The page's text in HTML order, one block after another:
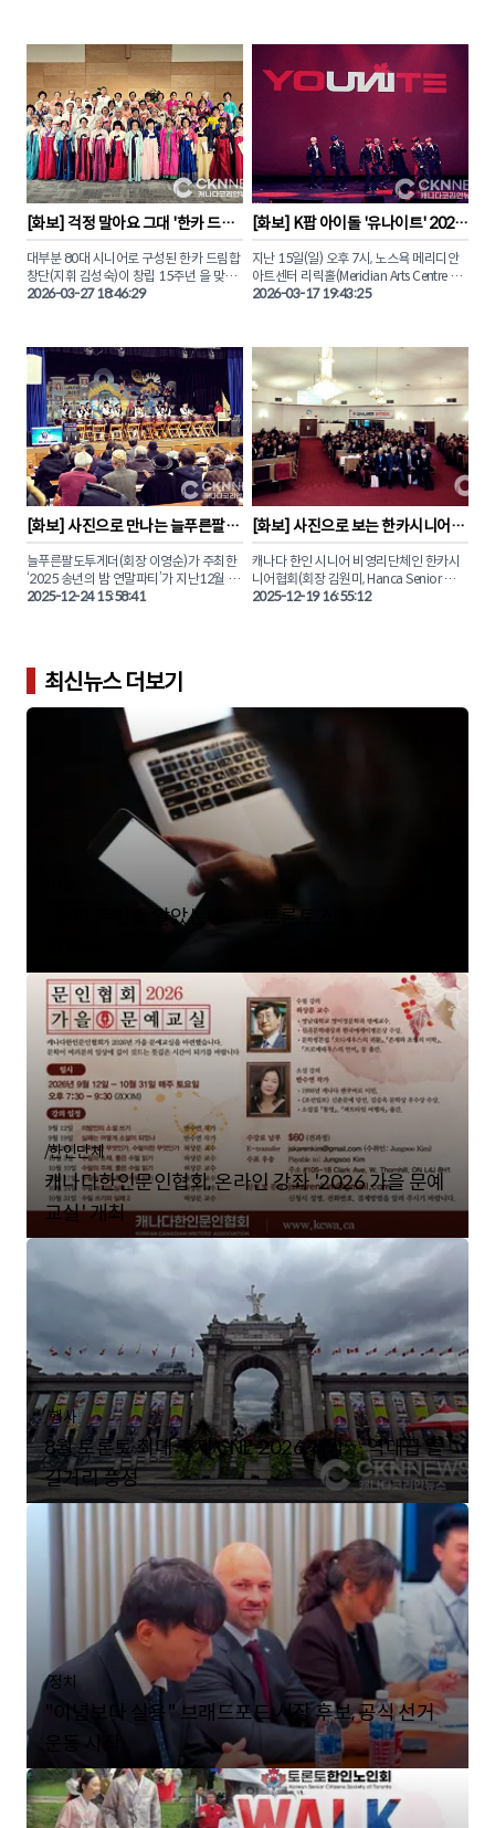
한인 업계를 대표해 CKN뉴스(캐나다코리
안뉴스)와 비즈팝사인이  후원으로 참여하
기도 했다. 본보와 함께 노스욕의 심장부를
뜨겁게 달궜던 그 현장을 사진으로 만나보
자.
지와 설예은이 출전했기 때문이다.
팀 타이푼(Team Typhoon) 소속으로 나
선 두 선수는 스웨덴의 안나 하셀보리, 일본
의 요시다 치나미와 완벽한 호흡을 선보였
다.
재캐나다컬링연맹(KCCF)이 주관한 ‘코리
안 나이트’ 응원전은 토론토 한인 커뮤니티
의 단합력을 유감없이 보여주었고. 태극기
응원 속에 김민지, 설예은 선수는 최선을 다
해 경기에 임했다.
세계 정상급 선수들 사이에서도 빛난 한국
컬링의 저력, 그 영광의 순간을 CKN뉴스가
제107회 전국체육대회 캐나다 대표 선발
전을 겸해 그 어느 때보다 치열한 승부와 감
동의 드라마가 펼쳐졌습니다.
밴쿠버에서 날아온 열정적인 도전자들까
지, 전 세대가 어우러진 시상식 현장은 승패
를 넘어선 축하와 격려의 박수로 가득 찼습
니다.
제주 전국체전 출전 자격을 획득한 강민재,
이재수 선수를 비롯해 각 부문에서 값진 결
실을 맺은 수상자들의 환한 미소와 영광의
순간을 화보로 전해드립니다.
[화보] 걱정 말아요 그대 '한카 드림
합창단 15주년 기념 연주회'
대부분 80대 시니어로 구성된 한카 드림합
창단(지휘 김성숙)이 창립 15주년 을 맞아
지난 3월 24일(화) 오후 5시, 토론토 다운스
250여 명이 넘는 관객들은 한인 시니어들
의 만들어낸 깊고 따뜻한 음악을 감상하며
감동의 봄을 맞이했다.
CKN뉴스는 이날 현장을 찾아 한카 드림합
창단 단원들의 아름다운 하모니를 화보로
담았다.
2026-03-27 18:46:29
[화보] K팝 아이돌 '유나이트' 2026
캐나다 투어 '토론토 콘서트' 성료
지난 15일(일) 오후 7시, 노스욕 메리디안
아트센터 리릭홀(Meridian Arts Centre –
Lyric Theatre)에서 열린 유나이트의 캐나
토론토 팬들을 찾은 유나이트 멤버 은호, 스
티브, 형석, 우노, 데이, 경문, 시온 은 ‘1 of 9’,
‘Rock Steady’ 등 인기곡을 열창하며 화려
한 퍼포먼스를 선보였다.
토론토 공연을 마친 유나이트는 17일(화)
몬트리올, 19일(목) 밴쿠버 공연으로 캐나
다 투어의 남은 일정을 이어갈 예정이며 오
는 8월에 열리는 '2026토론한인대축제
(TKF)'에도 참여하여 현지 팬들에게 K-팝
무대를 선보일 예정이다.
CKN뉴스와 함께 토론토 콘서트 현장의 뜨
거운 열기를 사진으로 만나보자.
2026-03-17 19:43:25
[화보] 사진으로 만나는 늘푸른팔도
투게더 '2025 송년의 밤'
늘푸른팔도투게더(회장 이영순)가 주최한
‘2025 송년의 밤 연말파티’가 지난12월 20
일(토) 오후 5시, 노스욕 드루리 애비뉴에
York) 대강당에서 성대하게 마무리됐다.
데 다양한 공연과 생일잔치, 식사 및 나눔
본보 기자와 함께 생생한 연말파티 행사 현
2025-12-24 15:58:41
[화보] 사진으로 보는 한카시니어협
회 ‘2025 송년대축제’
캐나다 한인 시니어 비영리단체인 한카시
니어협회(회장 김원미, Hanca Senior
Association)가 주최한 '2025 송년대축
2025-12-19 16:55:12
최신뉴스 더보기
"공짜 폰인줄 알았는데" … 토론토 신종 휴대폰 사
/한인단체
캐나다한인문인협회, 온라인 강좌 '2026 가을 문예
교실' 개최
/행사
8월 토론토 최대 축제 CNE 2026 개막… 역대급 즐
길거리 풍성
/정치
"이념보다 실용" 브래드포드 시장 후보, 공식 선거
운동 시작